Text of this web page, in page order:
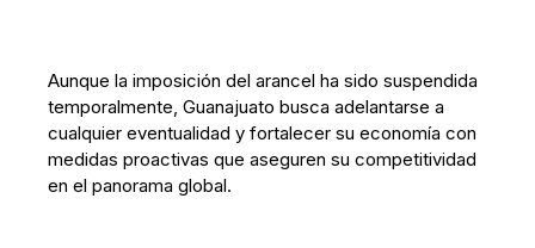
Aunque la imposición del arancel ha sido suspendida
temporalmente, Guanajuato busca adelantarse a
cualquier eventualidad y fortalecer su economía con
medidas proactivas que aseguren su competitividad
en el panorama global.